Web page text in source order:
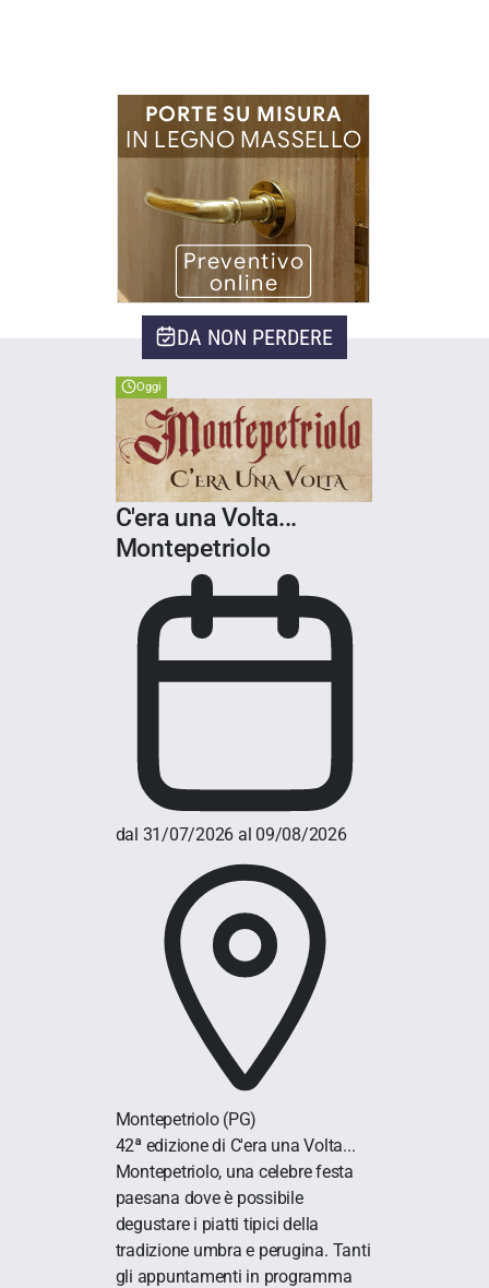
DA NON PERDERE
Oggi
C'era una Volta...
Montepetriolo
dal 31/07/2026 al 09/08/2026
Montepetriolo (PG)
42ª edizione di C'era una Volta...
Montepetriolo, una celebre festa
paesana dove è possibile
degustare i piatti tipici della
tradizione umbra e perugina. Tanti
gli appuntamenti in programma